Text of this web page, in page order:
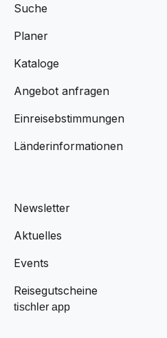
Suche
Planer
Kataloge
Angebot anfragen
Einreisebstimmungen
Länderinformationen
Newsletter
Aktuelles
Events
Reisegutscheine
tischler app